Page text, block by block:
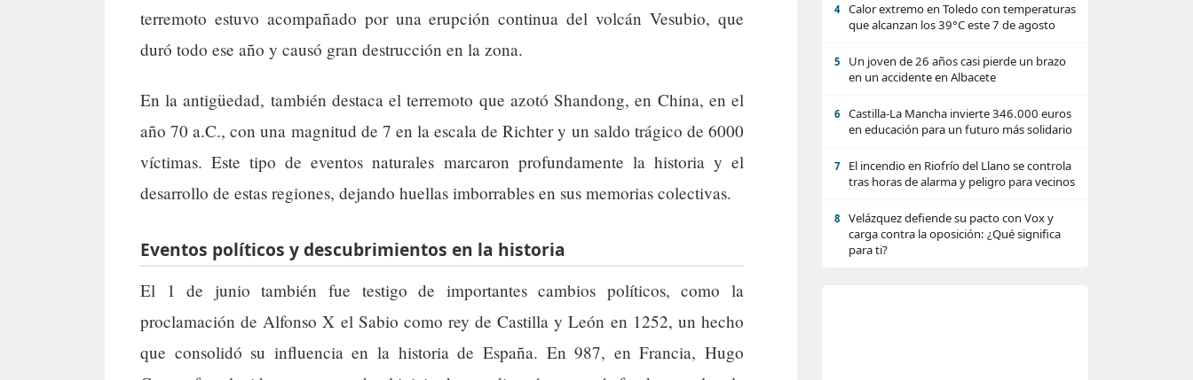
terremoto estuvo acompañado por una erupción continua del volcán Vesubio, que
duró todo ese año y causó gran destrucción en la zona.
En la antigüedad, también destaca el terremoto que azotó Shandong, en China, en el
año 70 a.C., con una magnitud de 7 en la escala de Richter y un saldo trágico de 6000
víctimas. Este tipo de eventos naturales marcaron profundamente la historia y el
desarrollo de estas regiones, dejando huellas imborrables en sus memorias colectivas.
Eventos políticos y descubrimientos en la historia
El 1 de junio también fue testigo de importantes cambios políticos, como la
proclamación de Alfonso X el Sabio como rey de Castilla y León en 1252, un hecho
que consolidó su influencia en la historia de España. En 987, en Francia, Hugo
4
Calor extremo en Toledo con temperaturas
que alcanzan los 39°C este 7 de agosto
5
Un joven de 26 años casi pierde un brazo
en un accidente en Albacete
6
Castilla-La Mancha invierte 346.000 euros
en educación para un futuro más solidario
7
El incendio en Riofrío del Llano se controla
tras horas de alarma y peligro para vecinos
8
Velázquez defiende su pacto con Vox y
carga contra la oposición: ¿Qué significa
para ti?